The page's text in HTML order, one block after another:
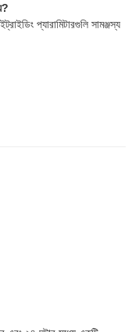
প্যারামিটারগুলি সামঞ্জস্য